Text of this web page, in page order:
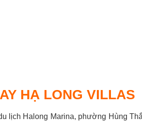
HẠ LONG VILLAS
lịch Halong Marina, phường Hùng